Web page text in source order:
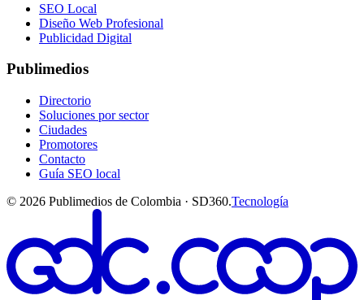
SEO Local
Diseño Web Profesional
Publicidad Digital
Publimedios
Directorio
Soluciones por sector
Ciudades
Promotores
Contacto
Guía SEO local
© 2026 Publimedios de Colombia · SD360.Tecnología